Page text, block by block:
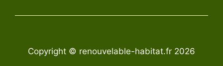
Copyright © renouvelable-habitat.fr 2026